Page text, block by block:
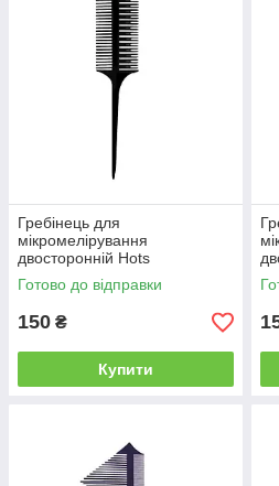
Гребінець для
мікромелірування
двосторонній Hots
Professional Size 03, чорний
(HP8003-BLK)
Готово до відправки
150 ₴
Купити